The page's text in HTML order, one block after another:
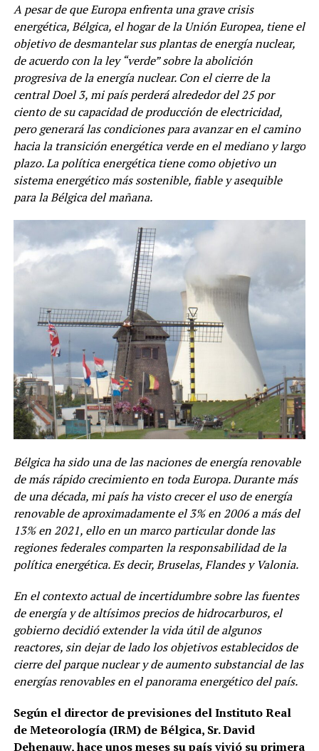
A pesar de que Europa enfrenta una grave crisis
energética, Bélgica, el hogar de la Unión Europea, tiene el
objetivo de desmantelar sus plantas de energía nuclear,
de acuerdo con la ley “verde” sobre la abolición
progresiva de la energía nuclear. Con el cierre de la
central Doel 3, mi país perderá alrededor del 25 por
ciento de su capacidad de producción de electricidad,
pero generará las condiciones para avanzar en el camino
hacia la transición energética verde en el mediano y largo
plazo. La política energética tiene como objetivo un
sistema energético más sostenible, fiable y asequible
para la Bélgica del mañana.
Bélgica ha sido una de las naciones de energía renovable
de más rápido crecimiento en toda Europa. Durante más
de una década, mi país ha visto crecer el uso de energía
renovable de aproximadamente el 3% en 2006 a más del
13% en 2021, ello en un marco particular donde las
regiones federales comparten la responsabilidad de la
política energética. Es decir, Bruselas, Flandes y Valonia.
En el contexto actual de incertidumbre sobre las fuentes
de energía y de altísimos precios de hidrocarburos, el
gobierno decidió extender la vida útil de algunos
reactores, sin dejar de lado los objetivos establecidos de
cierre del parque nuclear y de aumento substancial de las
energías renovables en el panorama energético del país.
Según el director de previsiones del Instituto Real
de Meteorología (IRM) de Bélgica, Sr. David
Dehenauw, hace unos meses su país vivió su primera